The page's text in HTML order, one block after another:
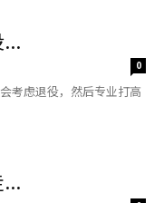
...
0
考虑退役，然后专业打高
...